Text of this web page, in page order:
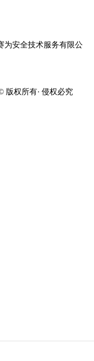
为安全技术服务有限公
版权所有· 侵权必究